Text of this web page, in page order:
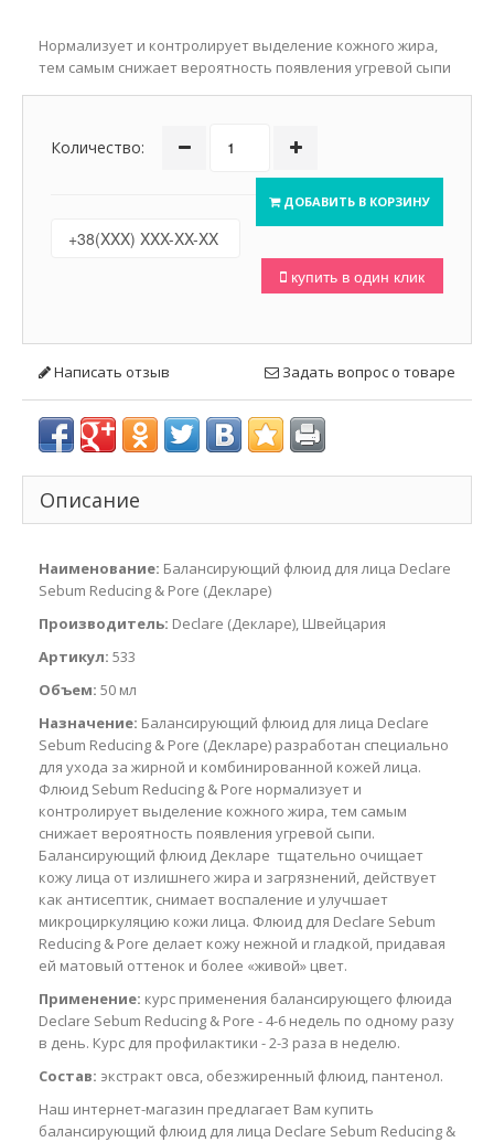
Нормализует и контролирует выделение кожного жира,
тем самым снижает вероятность появления угревой сыпи
Количество:
ДОБАВИТЬ В КОРЗИНУ
купить в один клик
Написать отзыв Задать вопрос о товаре
Описание
Наименование: Балансирующий флюид для лица Declare
Sebum Reducing & Pore (Декларе)
Производитель: Declare (Декларе), Швейцария
Артикул: 533
Объем: 50 мл
Назначение: Балансирующий флюид для лица Declare
Sebum Reducing & Pore (Декларе) разработан специально
для ухода за жирной и комбинированной кожей лица.
Флюид Sebum Reducing & Pore нормализует и
контролирует выделение кожного жира, тем самым
снижает вероятность появления угревой сыпи.
Балансирующий флюид Декларе тщательно очищает
кожу лица от излишнего жира и загрязнений, действует
как антисептик, снимает воспаление и улучшает
микроциркуляцию кожи лица. Флюид для Declare Sebum
Reducing & Pore делает кожу нежной и гладкой, придавая
ей матовый оттенок и более «живой» цвет.
Применение: курс применения балансирующего флюида
Declare Sebum Reducing & Pore - 4-6 недель по одному разу
в день. Курс для профилактики - 2-3 раза в неделю.
Состав: экстракт овса, обезжиренный флюид, пантенол.
Наш интернет-магазин предлагает Вам купить
балансирующий флюид для лица Declare Sebum Reducing &